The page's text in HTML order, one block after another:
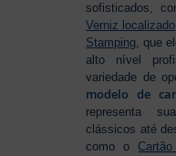
sofisticados,
Verniz localizado
Stamping, que
alto nível
variedade de
modelo de
representa
clássicos até
como o